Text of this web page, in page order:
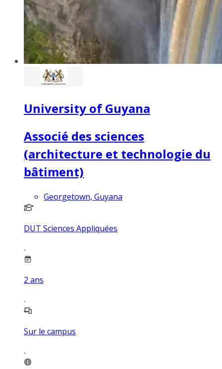
University of Guyana
Associé des sciences
(architecture et technologie du
bâtiment)
Georgetown, Guyana
DUT Sciences Appliquées
2 ans
Sur le campus